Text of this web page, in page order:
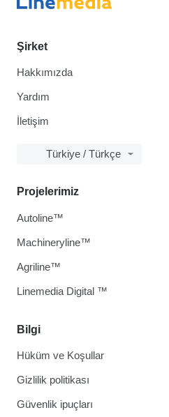
Şirket
Hakkımızda
Yardım
İletişim
Türkiye / Türkçe
Bilgi
Hüküm ve Koşullar
Gizlilik politikası
Güvenlik ipuçları
Projelerimiz
Autoline™
Machineryline™
Agriline™
Linemedia Digital ™